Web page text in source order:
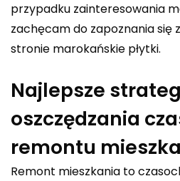
przypadku zainteresowania
zachęcam do zapoznania się
stronie marokańskie płytki.
Najlepsze
oszczędzania
remontu
Remont mieszkania to